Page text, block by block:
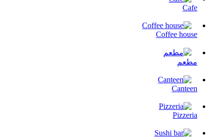
Cafe
Coffee house
مطعم
Canteen
Pizzeria